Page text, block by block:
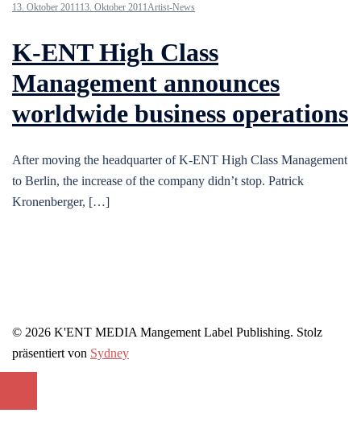
13. Oktober 201113. Oktober 2011Artist-News
K-ENT High Class
Management announces
worldwide business operations
After moving the headquarter of K-ENT High Class Management
to Berlin, the increase of the company didn’t stop. Patrick
Kronenberger, […]
© 2026 K'ENT MEDIA Mangement Label Publishing. Stolz
präsentiert von Sydney